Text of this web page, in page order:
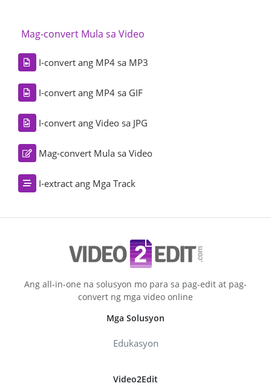
Mag-convert Mula sa Video
I-convert ang MP4 sa MP3
I-convert ang MP4 sa GIF
I-convert ang Video sa JPG
Mag-convert Mula sa Video
I-extract ang Mga Track
Ang all-in-one na solusyon mo para sa pag-edit at pag-
convert ng mga video online
Mga Solusyon
Edukasyon
Video2Edit